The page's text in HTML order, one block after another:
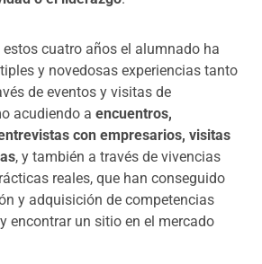
cuatro años el alumnado ha
y novedosas experiencias tanto
de eventos y visitas de
acudiendo a encuentros,
con empresarios, visitas
, y también a través de vivencias
reales, que han conseguido
y adquisición de competencias
encontrar un sitio en el mercado